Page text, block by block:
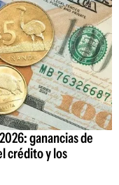
ganancias de
crédito y los